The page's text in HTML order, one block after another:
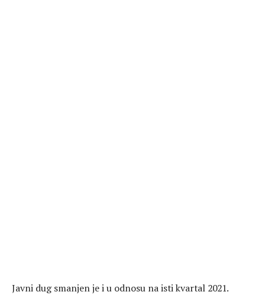
Javni dug smanjen je i u odnosu na isti kvartal 2021.